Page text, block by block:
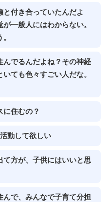
付き合っていたんだよ
一般人にはわからない。
んでるんだよね？その神経
ても色々すごい人だな。
に住むの？
動して欲しい
て方が、子供にはいいと思
んで、みんなで子育て分担